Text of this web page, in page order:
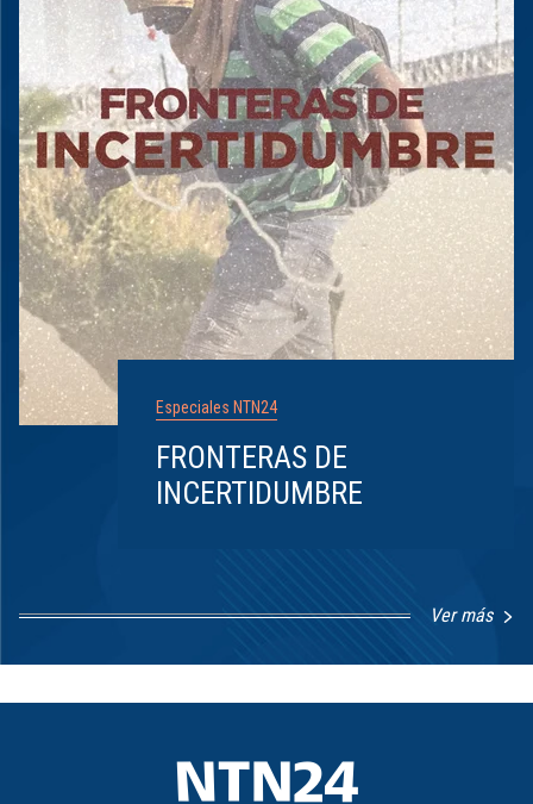
Especiales NTN24
FRONTERAS DE
INCERTIDUMBRE
Ver más
1
8